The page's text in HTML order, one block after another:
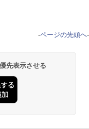
-ページの先頭へ-
先表示させる